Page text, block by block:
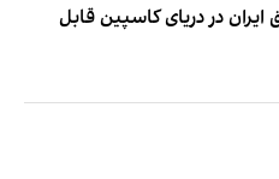
در دریای کاسپین قابل